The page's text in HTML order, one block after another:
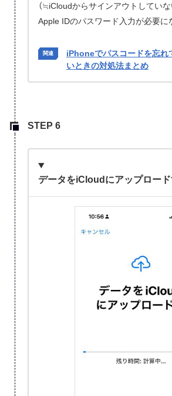
（≒iCloudからサインアウトしていな
Apple IDのパスワード入力が必要に
iPhoneでパスコードを忘れ
いときの対処法まとめ
データをiCloudにアップロード